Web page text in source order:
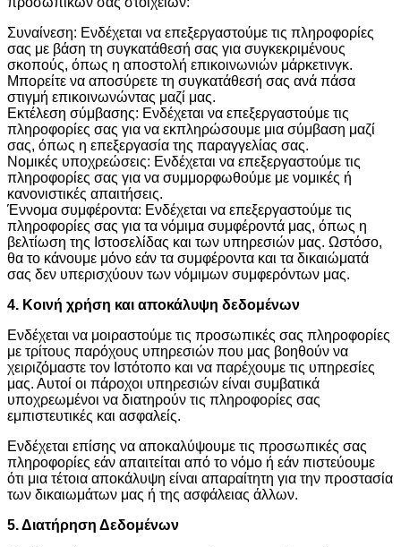
Συναίνεση: Ενδέχεται να επεξεργαστούμε τις πληροφορίες
σας με βάση τη συγκατάθεσή σας για συγκεκριμένους
σκοπούς, όπως η αποστολή επικοινωνιών μάρκετινγκ.
Μπορείτε να αποσύρετε τη συγκατάθεσή σας ανά πάσα
στιγμή επικοινωνώντας μαζί μας.
Εκτέλεση σύμβασης: Ενδέχεται να επεξεργαστούμε τις
πληροφορίες σας για να εκπληρώσουμε μια σύμβαση μαζί
σας, όπως η επεξεργασία της παραγγελίας σας.
Νομικές υποχρεώσεις: Ενδέχεται να επεξεργαστούμε τις
πληροφορίες σας για να συμμορφωθούμε με νομικές ή
κανονιστικές απαιτήσεις.
Έννομα συμφέροντα: Ενδέχεται να επεξεργαστούμε τις
πληροφορίες σας για τα νόμιμα συμφέροντά μας, όπως η
βελτίωση της Ιστοσελίδας και των υπηρεσιών μας. Ωστόσο,
θα το κάνουμε μόνο εάν τα συμφέροντα και τα δικαιώματά
σας δεν υπερισχύουν των νόμιμων συμφερόντων μας.
4. Κοινή χρήση και αποκάλυψη δεδομένων
Ενδέχεται να μοιραστούμε τις προσωπικές σας πληροφορίες
με τρίτους παρόχους υπηρεσιών που μας βοηθούν να
χειριζόμαστε τον Ιστότοπο και να παρέχουμε τις υπηρεσίες
μας. Αυτοί οι πάροχοι υπηρεσιών είναι συμβατικά
υποχρεωμένοι να διατηρούν τις πληροφορίες σας
εμπιστευτικές και ασφαλείς.
Ενδέχεται επίσης να αποκαλύψουμε τις προσωπικές σας
πληροφορίες εάν απαιτείται από το νόμο ή εάν πιστεύουμε
ότι μια τέτοια αποκάλυψη είναι απαραίτητη για την προστασία
των δικαιωμάτων μας ή της ασφάλειας άλλων.
5. Διατήρηση Δεδομένων